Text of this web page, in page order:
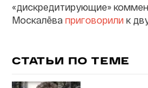
«дискредитирующие»
Москалёва приговорили к
СТАТЬИ ПО ТЕМЕ